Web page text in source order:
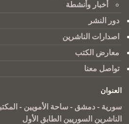
أخبار وأنشطة
دور النشر
اصدارات الناشرين
معارض الكتب
تواصل معنا
العنوان
سورية - دمشق - ساحة الأمويين -
الناشرين السوريين الطابق الأول